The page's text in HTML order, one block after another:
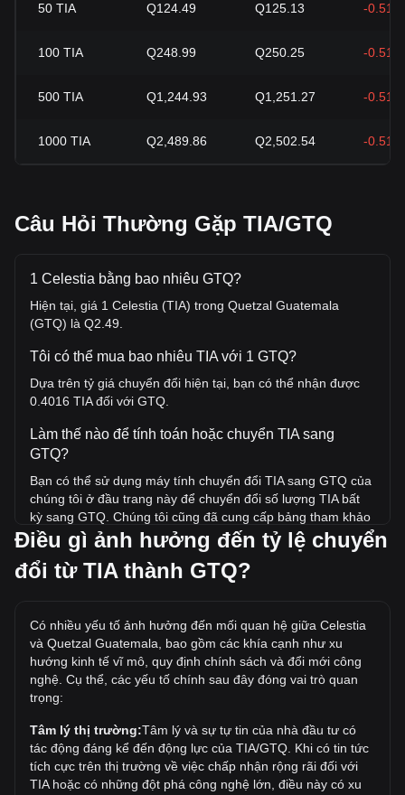
50 TIA Q124.49 Q125.13 -0.51%
100 TIA Q248.99 Q250.25 -0.51%
500 TIA Q1,244.93 Q1,251.27 -0.51%
1000 TIA Q2,489.86 Q2,502.54 -0.51%
Câu Hỏi Thường Gặp TIA/GTQ
1 Celestia bằng bao nhiêu GTQ?
Hiện tại, giá 1 Celestia (TIA) trong Quetzal Guatemala
(GTQ) là Q2.49.
Tôi có thể mua bao nhiêu TIA với 1 GTQ?
Dựa trên tỷ giá chuyển đổi hiện tại, bạn có thể nhận được
0.4016 TIA đối với GTQ.
Làm thế nào để tính toán hoặc chuyển TIA sang
GTQ?
Bạn có thể sử dụng máy tính chuyển đổi TIA sang GTQ của
chúng tôi ở đầu trang này để chuyển đổi số lượng TIA bất
kỳ sang GTQ. Chúng tôi cũng đã cung cấp bảng tham khảo
nhanh cho các giao dịch chuyển đổi phổ biến. Ví dụ: 5 GTQ
tương đương 2.01 TIA, trong khi 5 TIA sẽ có giá khoảng
12.45GTQ.
Giá ATH của 1 TIA tính theo GTQ là Q159.08. Vẫn còn phải
xem liệu giá của 1 TIA/GTQ có vượt mức cao nhất mọi thời
đại hiện tại hay không.
Xu hướng giá của tính theo GTQ như thế nào?
Trong 7 ngày qua, tỷ giá chuyển đổi Celestia (TIA) đã giảm
0.17%. Trong tháng trước, tỷ giá chuyển đổi Celestia (TIA)
đã giảm 20.98% so với Quetzal Guatemala (GTQ).
Điều gì ảnh hưởng đến tỷ lệ chuyển
đổi từ TIA thành GTQ?
Có nhiều yếu tố ảnh hưởng đến mối quan hệ giữa Celestia
và Quetzal Guatemala, bao gồm các khía cạnh như xu
hướng kinh tế vĩ mô, quy định chính sách và đổi mới công
nghệ. Cụ thể, các yếu tố chính sau đây đóng vai trò quan
trọng:
Tâm lý thị trường:Tâm lý và sự tự tin của nhà đầu tư có
tác động đáng kể đến động lực của TIA/GTQ. Khi có tin tức
tích cực trên thị trường về việc chấp nhận rộng rãi đối với
TIA hoặc có những đột phá công nghệ lớn, điều này có xu